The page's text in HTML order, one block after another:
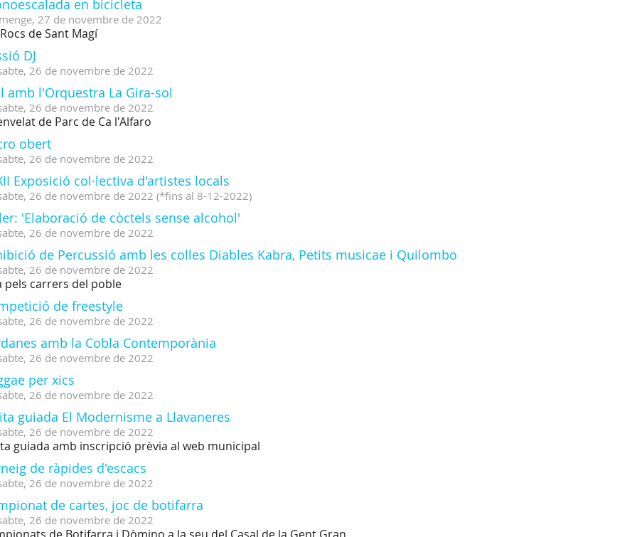
en bicicleta
27 de novembre de 2022
de Sant Magí
DJ
26 de novembre de 2022
amb l'Orquestra La Gira-sol
26 de novembre de 2022
de Parc de Ca l'Alfaro
obert
26 de novembre de 2022
Exposició col·lectiva d'artistes locals
26 de novembre de 2022 (*fins al 8-12-2022)
'Elaboració de còctels sense alcohol'
26 de novembre de 2022
de Percussió amb les colles Diables Kabra, Petits musicae i Quilombo
26 de novembre de 2022
pels carrers del poble
de freestyle
26 de novembre de 2022
amb la Cobla Contemporània
26 de novembre de 2022
per xics
26 de novembre de 2022
guiada El Modernisme a Llavaneres
26 de novembre de 2022
guiada amb inscripció prèvia al web municipal
de ràpides d'escacs
26 de novembre de 2022
de cartes, joc de botifarra
26 de novembre de 2022